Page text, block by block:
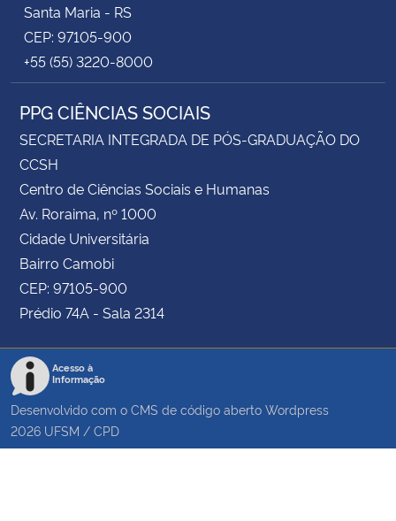
Santa Maria - RS
CEP: 97105-900
+55 (55) 3220-8000
PPG CIÊNCIAS SOCIAIS
SECRETARIA INTEGRADA DE PÓS-GRADUAÇÃO DO
CCSH
Centro de Ciências Sociais e Humanas
Av. Roraima, nº 1000
Cidade Universitária
Bairro Camobi
CEP: 97105-900
Prédio 74A - Sala 2314
Acesso à
Informação
Desenvolvido com o CMS de código aberto Wordpress
2026 UFSM / CPD